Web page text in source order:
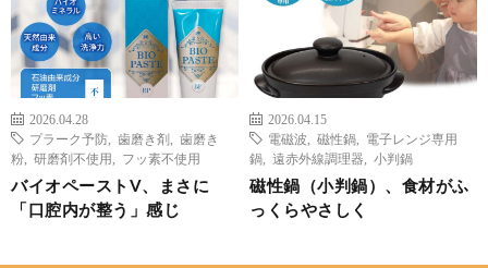
2026.04.28
プラーク予防
歯磨き剤
歯磨き
粉
研磨剤不使用 フッ素不使用
バイオペーストV、まさに
「口腔内が整う」感じ
2026.04.15
電磁波
磁性鍋
電子レンジ専用
鍋
遠赤外線調理器 小判鍋
磁性鍋（小判鍋）、食材がふ
っくらやさしく